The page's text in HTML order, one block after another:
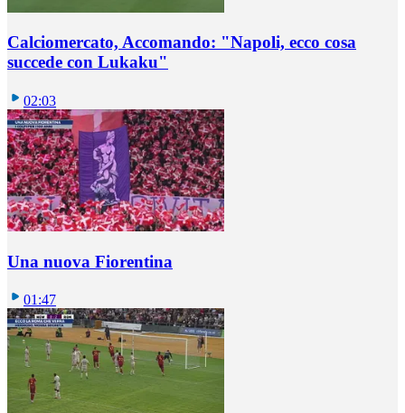
Calciomercato, Accomando: "Napoli, ecco cosa
succede con Lukaku"
02:03
Una nuova Fiorentina
01:47